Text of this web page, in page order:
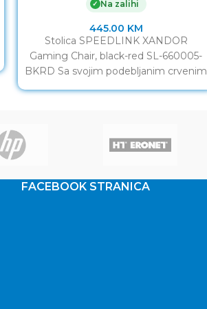
✓ Na zalihi
445.00 KM
Stolica SPEEDLINK XANDOR
Gaming Chair, black-red SL-660005-
BKRD Sa svojim podebljanim crvenim
FACEBOOK STRANICA